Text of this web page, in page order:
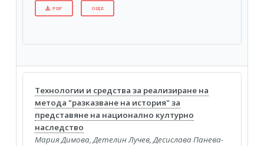
PDF ОЩЕ
Технологии и средства за реализиране на
метода "разказване на история" за
представяне на национално културно
наследство
Мария Димова, Детелин Лучев, Десислава Панева-